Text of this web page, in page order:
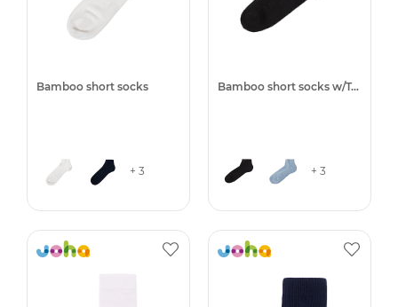
Bamboo short socks
+ 3
Bamboo short socks w/Terry
+ 3